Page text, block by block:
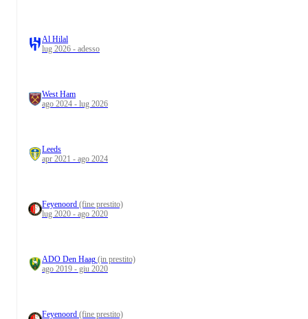
Al Hilal
lug 2026 - adesso
West Ham
ago 2024 - lug 2026
Leeds
apr 2021 - ago 2024
Feyenoord (fine prestito)
lug 2020 - ago 2020
ADO Den Haag (in prestito)
ago 2019 - giu 2020
Feyenoord (fine prestito)